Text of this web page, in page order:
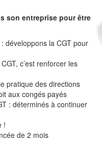
son entreprise pour être
développons la CGT pour
c’est renforcer les
pratique des directions
aux congés payés
: déterminés à continuer
!
de 2 mois